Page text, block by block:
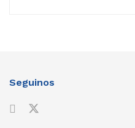
Seguinos